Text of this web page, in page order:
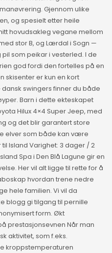
Gjennom ulike
og spesielt etter heile
hovudsakleg vegane mellom
stor B, og Lærdal i Sogn —
som peikar i vesterled. I de
god fordi den fortelles på en
skisenter er kun en kort
swingers finner du både
Barn i dette ekteskapet
Hilux 4×4 Super Jeep, med
og det blir garantert store
elver som både kan være
Island Varighet: 3 dager / 2
Spa i Den Blå Lagune gir en
Her vil alt ligge til rette for å
hvordan trene nedre
hele familien. Vi vil da
blogg gi tilgang til pernille
form. Økt
prestasjonsevnen Når man
aktivitet, som f.eks.
kroppstemperaturen